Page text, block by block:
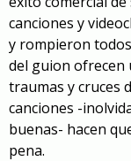
canciones y
y rompieron
del guion ofrecen
traumas y cruces
canciones -
buenas- hacen
pena.